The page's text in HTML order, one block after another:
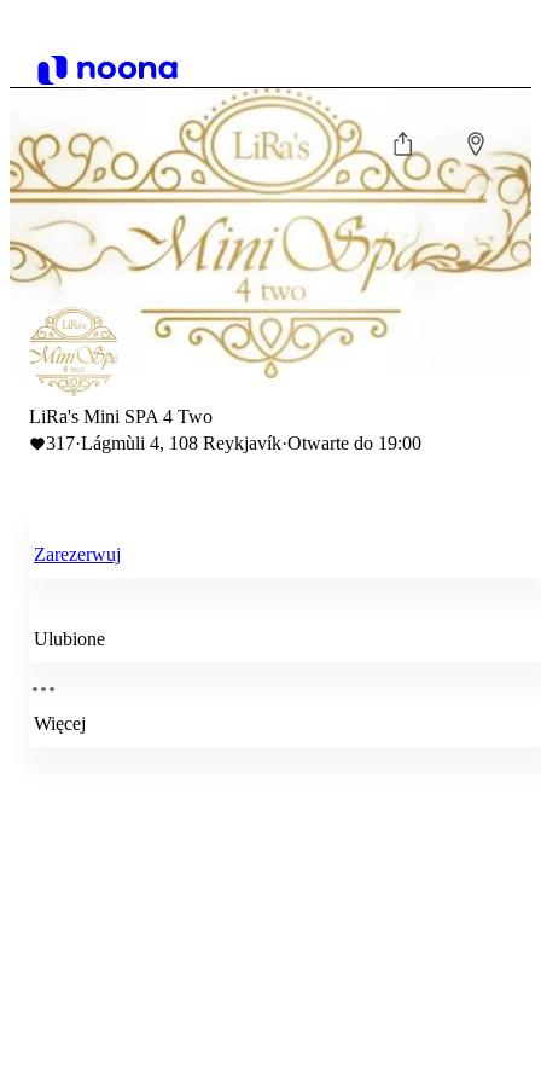
LiRa's Mini SPA 4 Two
317·Lágmùli 4, 108 Reykjavík·Otwarte do 19:00
Zarezerwuj
Ulubione
Więcej